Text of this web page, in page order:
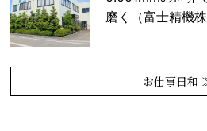
磨く（富士精機株
お仕事日和